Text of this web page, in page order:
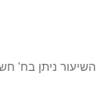
השיעור ניתן בח'